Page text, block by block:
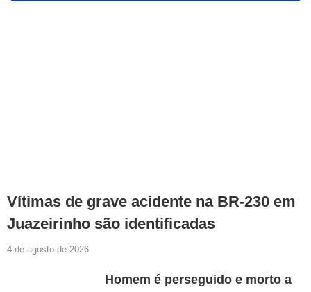
Vítimas de grave acidente na BR-230 em
Juazeirinho são identificadas
4 de agosto de 2026
Homem é perseguido e morto a